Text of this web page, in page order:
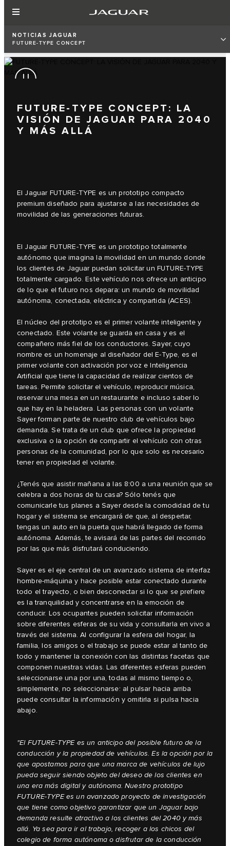
NOTICIAS JAGUAR
FUTURE-TYPE CONCEPT
FUTURE-TYPE CONCEPT: LA
VISIÓN DE JAGUAR PARA 2040
Y MÁS ALLÁ
El Jaguar FUTURE-TYPE es un prototipo compacto
premium diseñado para ajustarse a las necesidades de
movilidad de las generaciones futuras.
El Jaguar FUTURE-TYPE es un prototipo totalmente
autónomo que imagina la movilidad en un mundo donde
los clientes de Jaguar puedan solicitar un FUTURE-TYPE
totalmente cargado. Este vehículo nos ofrece un anticipo
de lo que el futuro nos depara: un mundo de movilidad
autónoma, conectada, eléctrica y compartida (ACES).
El núcleo del prototipo es el primer volante inteligente y
conectado. Este volante se guarda en casa y es el
compañero más fiel de los conductores. Sayer, cuyo
nombre es un homenaje al diseñador del E-Type, es el
primer volante con activación por voz e Inteligencia
Artificial que tiene la capacidad de realizar cientos de
tareas. Permite solicitar el vehículo, reproducir música,
reservar una mesa en un restaurante e incluso saber lo
que hay en la heladera. Las personas con un volante
Sayer forman parte de nuestro club de vehículos bajo
demanda. Se trata de un club que ofrece la propiedad
exclusiva o la opción de compartir el vehículo con otras
personas de la comunidad, por lo que solo es necesario
tener en propiedad el volante.
¿Tenés que asistir mañana a las 8:00 a una reunión que se
celebra a dos horas de tu casa? Sólo tenés que
comunicarle tus planes a Sayer desde la comodidad de tu
hogar y el sistema se encargará de que, al despertar,
tengas un auto en la puerta que habrá llegado de forma
autónoma. Además, te avisará de las partes del recorrido
por las que más disfrutará conduciendo.
Sayer es el eje central de un avanzado sistema de interfaz
hombre-máquina y hace posible estar conectado durante
todo el trayecto, o bien desconectar si lo que se prefiere
es la tranquilidad y concentrarse en la emoción de
conducir. Los ocupantes pueden solicitar información
sobre diferentes esferas de su vida y consultarla en vivo a
través del sistema. Al configurar la esfera del hogar, la
familia, los amigos o el trabajo se puede estar al tanto de
todo y mantener la conexión con las distintas facetas que
componen nuestras vidas. Las diferentes esferas pueden
seleccionarse una por una, todas al mismo tiempo o,
simplemente, no seleccionarse: al pulsar hacia arriba
puede consultar la información y omitirla si pulsa hacia
abajo.
"El FUTURE-TYPE es un anticipo del posible futuro de la
conducción y la propiedad de vehículos. Es la opción por la
que apostamos para que una marca de vehículos de lujo
pueda seguir siendo objeto del deseo de los clientes en
una era más digital y autónoma. Nuestro prototipo
FUTURE-TYPE es un avanzado proyecto de investigación
que tiene como objetivo garantizar que un Jaguar bajo
demanda resulte atractivo a los clientes del 2040 y más
allá. Ya sea para ir al trabajo, recoger a los chicos del
colegio de forma autónoma o disfrutar de la conducción